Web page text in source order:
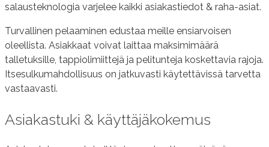
salausteknologia varjelee kaikki asiakastiedot & raha-asiat.
Turvallinen pelaaminen edustaa meille ensiarvoisen
oleellista. Asiakkaat voivat laittaa maksimimäärä
talletuksille, tappiolimiittejä ja pelitunteja koskettavia rajoja.
Itsesulkumahdollisuus on jatkuvasti käytettävissä tarvetta
vastaavasti.
Asiakastuki & käyttäjäkokemus